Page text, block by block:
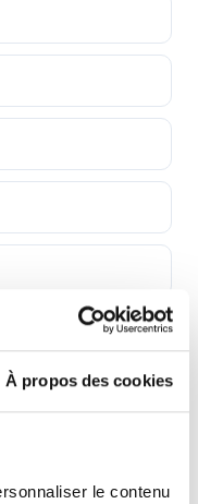
À propos des cookies
le contenu